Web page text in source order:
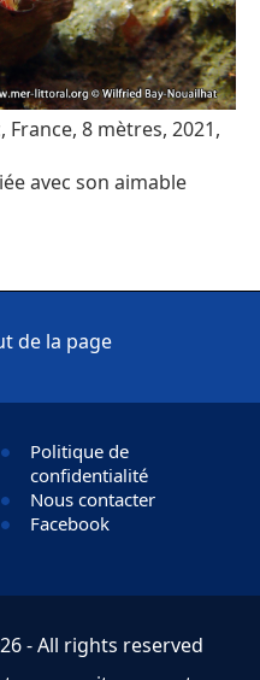
France, 8 mètres, 2021,
avec son aimable
de la page
Politique de
confidentialité
Nous contacter
Facebook
- All rights reserved